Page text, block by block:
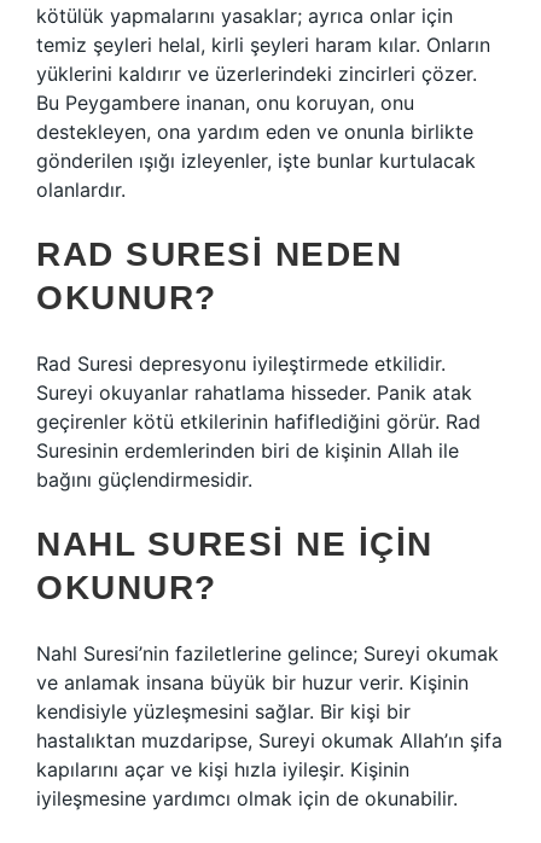
kötülük yapmalarını yasaklar; ayrıca onlar için
temiz şeyleri helal, kirli şeyleri haram kılar. Onların
yüklerini kaldırır ve üzerlerindeki zincirleri çözer.
Bu Peygambere inanan, onu koruyan, onu
destekleyen, ona yardım eden ve onunla birlikte
gönderilen ışığı izleyenler, işte bunlar kurtulacak
olanlardır.
RAD SURESI NEDEN
OKUNUR?
Rad Suresi depresyonu iyileştirmede etkilidir.
Sureyi okuyanlar rahatlama hisseder. Panik atak
geçirenler kötü etkilerinin hafiflediğini görür. Rad
Suresinin erdemlerinden biri de kişinin Allah ile
bağını güçlendirmesidir.
NAHL SURESI NE IÇIN
OKUNUR?
Nahl Suresi’nin faziletlerine gelince; Sureyi okumak
ve anlamak insana büyük bir huzur verir. Kişinin
kendisiyle yüzleşmesini sağlar. Bir kişi bir
hastalıktan muzdaripse, Sureyi okumak Allah’ın şifa
kapılarını açar ve kişi hızla iyileşir. Kişinin
iyileşmesine yardımcı olmak için de okunabilir.